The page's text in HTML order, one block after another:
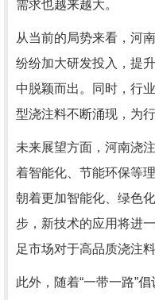
需求也越来越大。
从当前的局势来看，河
纷纷加大研发投入，提
中脱颖而出。同时，行
型浇注料不断涌现，为
未来展望方面，河南浇
着智能化、节能环保等
朝着更加智能化、绿色
步，新技术的应用将进
足市场对于高品质浇注料
此外，随着“一带一路”